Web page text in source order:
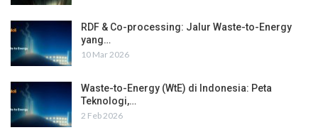
RDF & Co-processing: Jalur Waste-to-Energy
yang…
10 Mar 2026
Waste-to-Energy (WtE) di Indonesia: Peta
Teknologi,…
2 Feb 2026